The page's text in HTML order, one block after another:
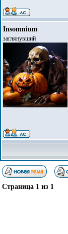
Insomnium
заглянувший
Страница 1 из 1